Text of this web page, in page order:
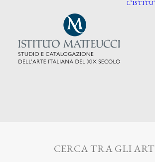
CERCA TRA GLI